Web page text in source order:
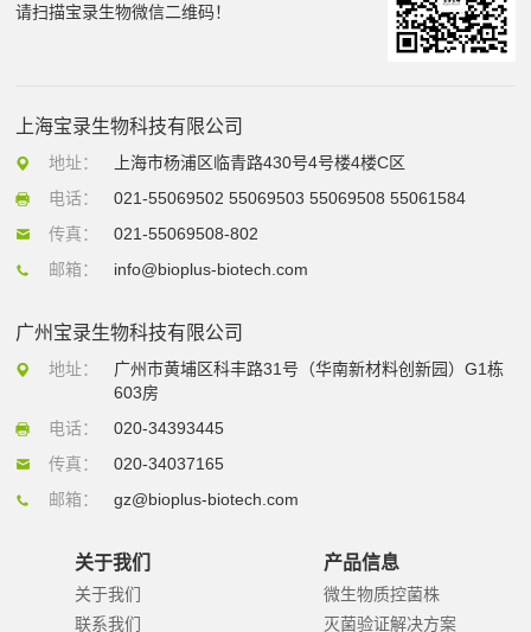
请扫描宝录生物微信二维码！
上海宝录生物科技有限公司
地址：
上海市杨浦区临青路430号4号楼4楼C区
电话：
021-55069502 55069503 55069508 55061584
传真：
021-55069508-802
邮箱：
info@bioplus-biotech.com
广州宝录生物科技有限公司
地址：
广州市黄埔区科丰路31号（华南新材料创新园）G1栋
603房
电话：
020-34393445
传真：
020-34037165
邮箱：
gz@bioplus-biotech.com
关于我们
关于我们
联系我们
产品信息
微生物质控菌株
灭菌验证解决方案